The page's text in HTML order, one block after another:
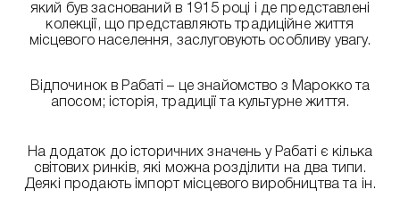
який був заснований в 1915 році і де представлені
колекції, що представляють традиційне життя
місцевого населення, заслуговують особливу увагу.
Відпочинок в Рабаті – це знайомство з Марокко та
апосом; історія, традиції та культурне життя.
На додаток до історичних значень у Рабаті є кілька
світових ринків, які можна розділити на два типи.
Деякі продають імпорт місцевого виробництва та ін.